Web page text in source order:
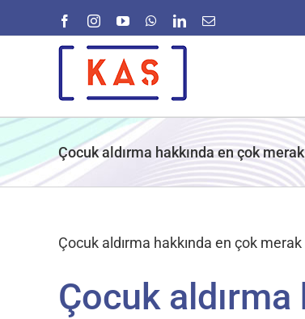
FacebookInstagramYouTubeWhatsApp
LinkedIn
E-
posta
Çocuk aldırma hakkında en çok
Çocuk aldırma hakkında en çok
Çocuk